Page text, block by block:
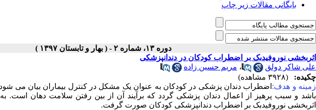
بایگانی مقالات زیر چاپ
دوره ۱۳، شماره ۲ - ( بهار و تابستان ۱۳۹۷ )
اثربخشی نوروفیدبک بر اضطراب کودکان در دندانپزشکی
علی شاکر دولق
، مریم حسین زاده
چکیده:
(۳۹۲۸ مشاهده)
زمینه و هدف: اضطراب دندان پزشکی در کودکان به عنوان یک مشکل در کنترل بیماران بیان می شود.
باشد و سبب پرهیز از اعمال دندان پزشکی گردد که برآیند آن از بین رفتن سلامت دهان
اثربخشی نوروفیدبک بر اضطراب دندانپزشکی کودکان صورت گرفت.